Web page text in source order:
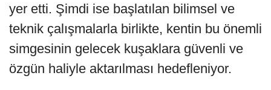
yer etti. Şimdi ise başlatılan bilimsel ve
teknik çalışmalarla birlikte, kentin bu önemli
simgesinin gelecek kuşaklara güvenli ve
özgün haliyle aktarılması hedefleniyor.